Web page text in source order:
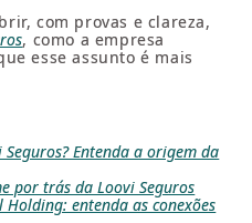
com provas e clareza,
, como a empresa
esse assunto é mais
Entenda a origem da
por trás da Loovi Seguros
entenda as conexões